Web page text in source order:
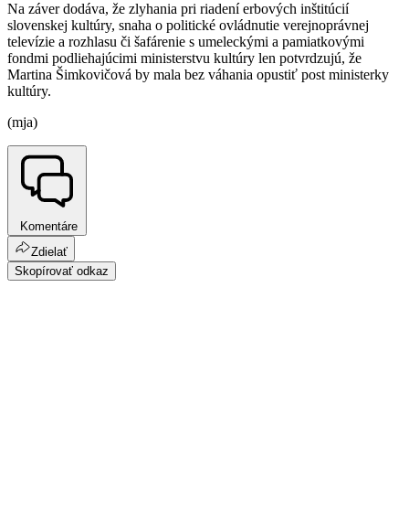
Na záver dodáva, že zlyhania pri riadení erbových inštitúcií
slovenskej kultúry, snaha o politické ovládnutie verejnoprávnej
televízie a rozhlasu či šafárenie s umeleckými a pamiatkovými
fondmi podliehajúcimi ministerstvu kultúry len potvrdzujú, že
Martina Šimkovičová by mala bez váhania opustiť post ministerky
kultúry.
(mja)
Komentáre
Zdielať
Skopírovať odkaz